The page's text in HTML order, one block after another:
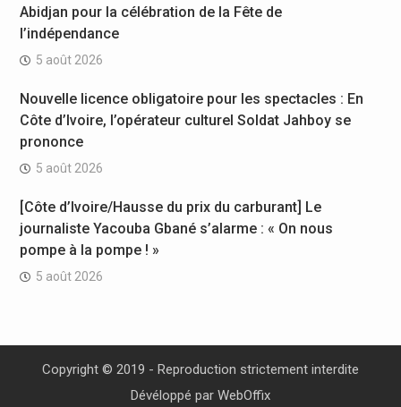
Abidjan pour la célébration de la Fête de
l’indépendance
5 août 2026
Nouvelle licence obligatoire pour les spectacles : En
Côte d’Ivoire, l’opérateur culturel Soldat Jahboy se
prononce
5 août 2026
[Côte d’Ivoire/Hausse du prix du carburant] Le
journaliste Yacouba Gbané s’alarme : « On nous
pompe à la pompe ! »
5 août 2026
Copyright © 2019 - Reproduction strictement interdite
Dévéloppé par WebOffix